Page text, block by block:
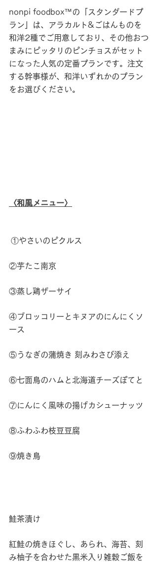
nonpi foodbox™の「スタンダードプ
ラン」は、アラカルト&ごはんものを
和洋2種でご用意しており、その他おつ
まみにピッタリのピンチョスがセット
になった人気の定番プランです。注文
する幹事様が、和洋いずれかのプラン
をお選びください。
〈和風メニュー〉
①やさいのピクルス
②芋たこ南京
③蒸し鶏ザーサイ
④ブロッコリーとキヌアのにんにくソ
ース
⑤うなぎの蒲焼き 刻みわさび添え
⑥七面鳥のハムと北海道チーズぽてと
⑦にんにく風味の揚げカシューナッツ
⑧ふわふわ枝豆豆腐
⑨焼き鳥
鮭茶漬け
紅鮭の焼きほぐし、あられ、海苔、刻
み柚子を合わせた黒米入り雑穀ご飯を